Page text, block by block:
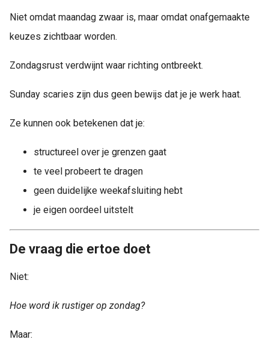
Niet omdat maandag zwaar is, maar omdat onafgemaakte
keuzes zichtbaar worden.
Zondagsrust verdwijnt waar richting ontbreekt.
Sunday scaries zijn dus geen bewijs dat je je werk haat.
Ze kunnen ook betekenen dat je:
structureel over je grenzen gaat
te veel probeert te dragen
geen duidelijke weekafsluiting hebt
je eigen oordeel uitstelt
De vraag die ertoe doet
Niet:
Hoe word ik rustiger op zondag?
Maar: